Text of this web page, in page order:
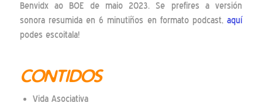
Benvidx ao BOE de maio 2023. Se prefires a versión
sonora resumida en 6 minutiños en formato podcast,aquí
podes escoitala!
CONTIDOS
Vida Asociativa